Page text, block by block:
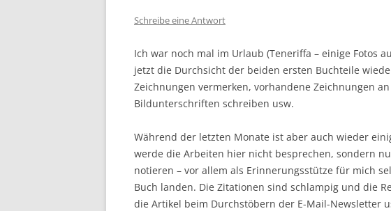
Schreibe eine Antwort
Ich war noch mal im Urlaub (Teneriffa – einige Fotos
jetzt die Durchsicht der beiden ersten Buchteile
Zeichnungen vermerken, vorhandene Zeichnungen
Bildunterschriften schreiben usw.
Während der letzten Monate ist aber auch wieder
werde die Arbeiten hier nicht besprechen, sondern
notieren – vor allem als Erinnerungsstütze für mich
Buch landen. Die Zitationen sind schlampig und die
die Artikel beim Durchstöbern der E-Mail-Newsletter